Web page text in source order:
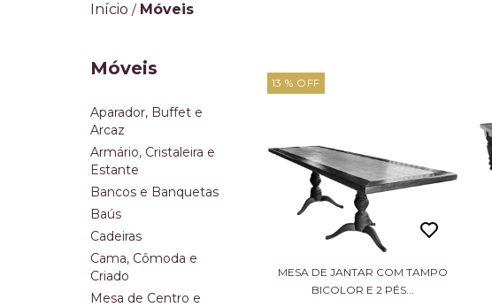
Início / Móveis
Móveis
Aparador, Buffet e
Arcaz
Armário, Cristaleira e
Estante
Bancos e Banquetas
Baús
Cadeiras
Cama, Cômoda e
Criado
Mesa de Centro e
13 % OFF
MESA DE JANTAR COM TAMPO
BICOLOR E 2 PÉS...